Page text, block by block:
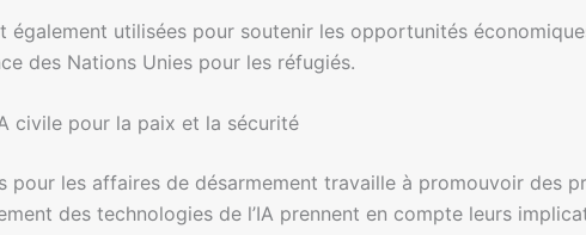
également utilisées pour soutenir les opportunités
des Nations Unies pour les réfugiés.
civile pour la paix et la sécurité
pour les affaires de désarmement travaille à promouvoir des
des technologies de l’IA prennent en compte leurs